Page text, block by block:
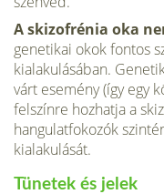
A skizofré­nia oka
genetikai okok fontos
kialakulásában.
várt esemény (így egy
felszínre hozhatja a
hangulatfokozók
kialakulását.
Tünetek és jelek